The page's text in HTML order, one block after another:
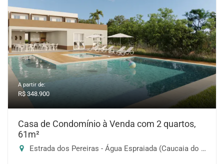
A partir de:
R$ 348.900
Casa de Condomínio à Venda com 2 quartos,
61m²
Estrada dos Pereiras - Água Espraiada (Caucaia do Alto), Cotia-SP